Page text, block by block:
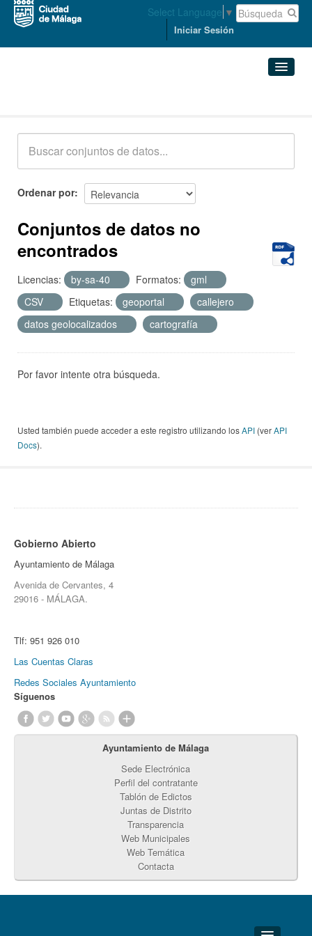
Select Language ▼
Iniciar Sesión
Acerca de
Ordenar por
Conjuntos de datos no
encontrados
Licencias: by-sa-40 Formatos:
gml
CSV
Etiquetas: geoportal
callejero
datos geolocalizados
cartografía
Por favor intente otra búsqueda.
Usted también puede acceder a este registro utilizando losAPI (verAPI
Docs).
Gobierno Abierto
Ayuntamiento de Málaga
Avenida de Cervantes, 4
29016 - MÁLAGA.
Tlf: 951 926 010
Las Cuentas Claras
Redes Sociales Ayuntamiento
Síguenos
Ayuntamiento de Málaga
Sede Electrónica
Perfil del contratante
Tablón de Edictos
Juntas de Distrito
Transparencia
Web Municipales
Web Temática
Contacta